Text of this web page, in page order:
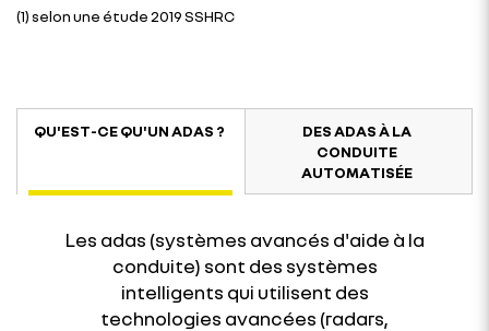
(1) selon une étude 2019 SSHRC
QU'EST-CE QU'UN ADAS ?
DES ADAS À LA
CONDUITE
AUTOMATISÉE
Les adas (systèmes avancés d'aide à la
conduite) sont des systèmes
intelligents qui utilisent des
technologies avancées (radars,